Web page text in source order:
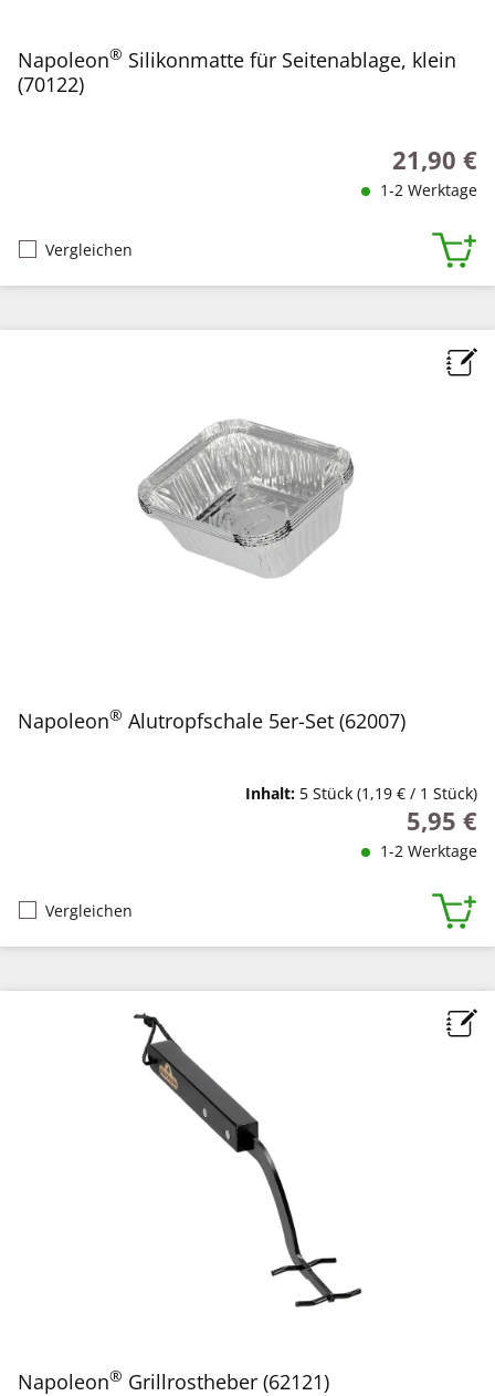
Napoleon® Silikonmatte für Seitenablage, klein
(70122)
Regulärer
21,90 €
1-2 Werktage
Vergleichen
Napoleon® Alutropfschale 5er-Set (62007)
Inhalt: 5 Stück (1,19 € / 1 Stück)
5,95 €
1-2 Werktage
Vergleichen
Napoleon® Grillrostheber (62121)